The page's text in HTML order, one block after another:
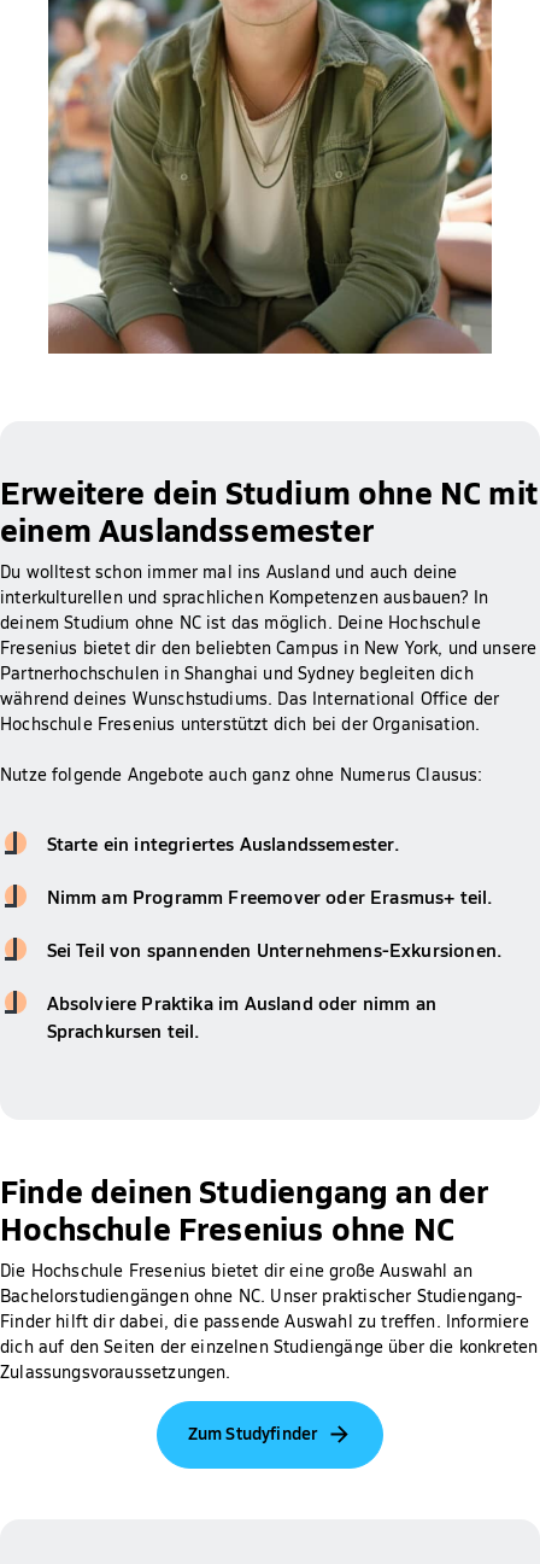
Erweitere dein Studium ohne NC mit
einem Auslandssemester
Du wolltest schon immer mal ins Ausland und auch deine
interkulturellen und sprachlichen Kompetenzen ausbauen? In
deinem Studium ohne NC ist das möglich. Deine Hochschule
Fresenius bietet dir den beliebten Campus in New York, und unsere
Partnerhochschulen in Shanghai und Sydney begleiten dich
während deines Wunschstudiums. Das International Office der
Hochschule Fresenius unterstützt dich bei der Organisation.
Nutze folgende Angebote auch ganz ohne Numerus Clausus:
Starte ein integriertes Auslandssemester.
Nimm am Programm Freemover oder Erasmus+ teil.
Sei Teil von spannenden Unternehmens-Exkursionen.
Absolviere Praktika im Ausland oder nimm an
Sprachkursen teil.
Finde deinen Studiengang an der
Hochschule Fresenius ohne NC
Die Hochschule Fresenius bietet dir eine große Auswahl an
Bachelorstudiengängen ohne NC. Unser praktischer Studiengang-
Finder hilft dir dabei, die passende Auswahl zu treffen. Informiere
dich auf den Seiten der einzelnen Studiengänge über die konkreten
Zulassungsvoraussetzungen.
Zum Studyfinder